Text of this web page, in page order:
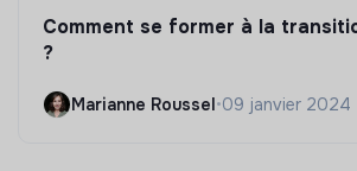
Comment se former à la
?
Marianne Roussel•09 janvier 2024